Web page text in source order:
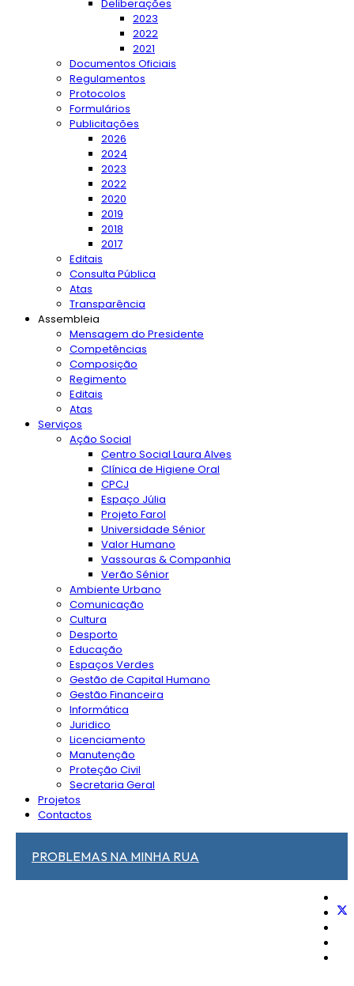
Deliberações
2023
2022
2021
Documentos Oficiais
Regulamentos
Protocolos
Formulários
Publicitações
2026
2024
2023
2022
2020
2019
2018
2017
Editais
Consulta Pública
Atas
Transparência
Assembleia
Mensagem do Presidente
Competências
Composição
Regimento
Editais
Atas
Serviços
Ação Social
Centro Social Laura Alves
Clínica de Higiene Oral
CPCJ
Espaço Júlia
Projeto Farol
Universidade Sénior
Valor Humano
Vassouras & Companhia
Verão Sénior
Ambiente Urbano
Comunicação
Cultura
Desporto
Educação
Espaços Verdes
Gestão de Capital Humano
Gestão Financeira
Informática
Juridico
Licenciamento
Manutenção
Proteção Civil
Secretaria Geral
Projetos
Contactos
PROBLEMAS NA MINHA RUA